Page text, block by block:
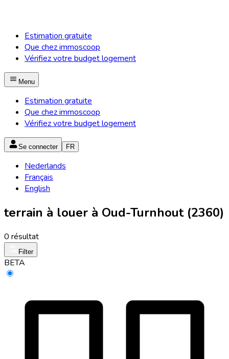
Estimation gratuite
Que chez immoscoop
Vérifiez votre budget logement
Menu
Estimation gratuite
Que chez immoscoop
Vérifiez votre budget logement
Se connecter FR
Nederlands
Français
English
terrain à louer à Oud-Turnhout (2360)
0 résultat
Filter
BETA